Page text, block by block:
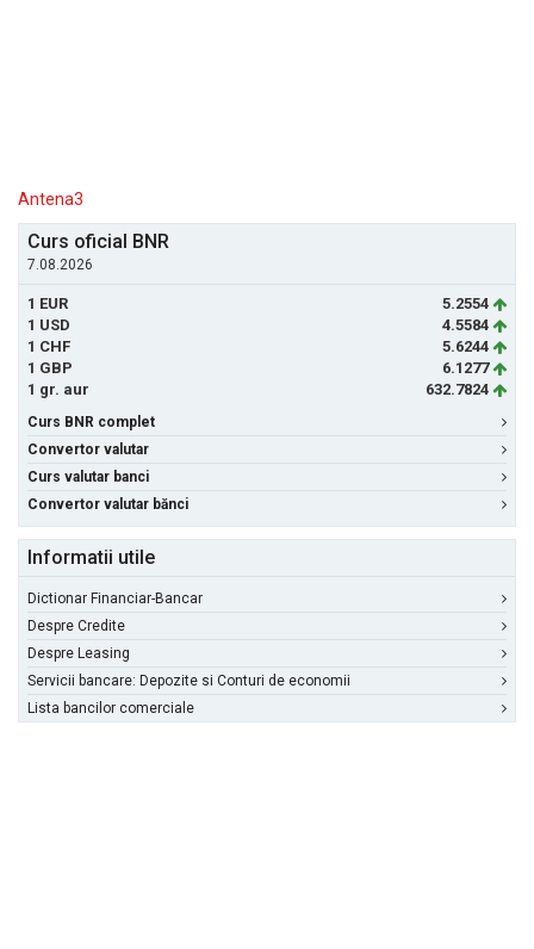
Antena3
Curs oficial BNR
7.08.2026
1 EUR
5.2554
1 USD
4.5584
1 CHF
5.6244
1 GBP
6.1277
1 gr. aur
632.7824
Curs BNR complet
Convertor valutar
Curs valutar banci
Convertor valutar bănci
Informatii utile
Dictionar Financiar-Bancar
Despre Credite
Despre Leasing
Servicii bancare: Depozite si Conturi de economii
Lista bancilor comerciale